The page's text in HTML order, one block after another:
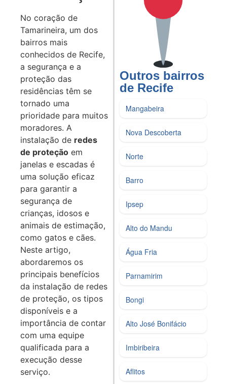
No coração de
Tamarineira, um dos
bairros mais
conhecidos de Recife,
a segurança e a
proteção das
residências têm se
tornado uma
prioridade para muitos
moradores. A
instalação de redes
de proteção em
janelas e escadas é
uma solução eficaz
para garantir a
segurança de
crianças, idosos e
animais de estimação,
como gatos e cães.
Neste artigo,
abordaremos os
principais benefícios
da instalação de redes
de proteção, os tipos
disponíveis e a
importância de contar
com uma equipe
qualificada para a
execução desse
serviço.
Outros bairros
de Recife
Mangabeira
Nova Descoberta
Norte
Barro
Ipsep
Alto do Mandu
Água Fria
Parnamirim
Bongi
Alto José Bonifácio
Imbiribeira
Aflitos